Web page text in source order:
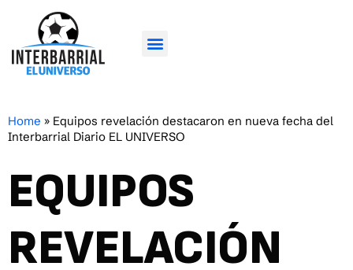
Home » Equipos revelación destacaron en nueva fecha del
Interbarrial Diario EL UNIVERSO
EQUIPOS
REVELACIÓN